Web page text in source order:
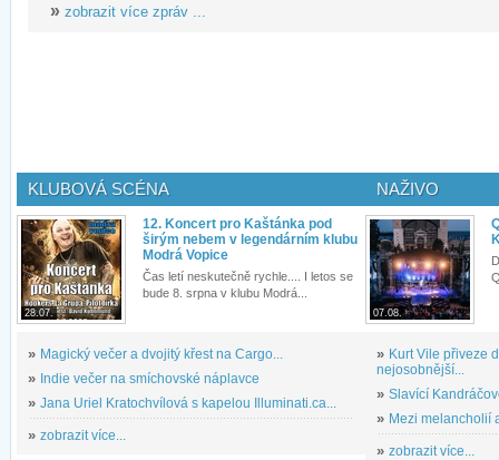
» zobrazit více zpráv ...
KLUBOVÁ SCÉNA
28.07.
12. Koncert pro Kaštánka pod
širým nebem v legendárním klubu
Modrá Vopice
Čas letí neskutečně rychle.... I letos se
bude 8. srpna v klubu Modrá...
» Magický večer a dvojitý křest na Cargo...
» Indie večer na smíchovské náplavce
» Jana Uriel Kratochvílová s kapelou Illuminati.ca...
» zobrazit více...
NAŽIVO
07.08.
» Kurt Vile přiveze
nejosobnější...
» Slavící
» Mezi melancholií
» zobrazit více...